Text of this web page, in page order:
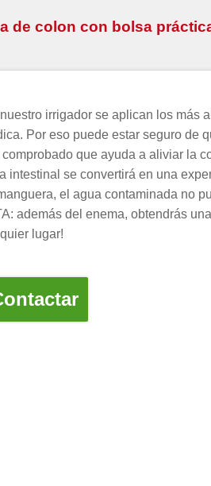
de colon con bolsa
irrigador se aplican los más
Por eso puede estar seguro de
que ayuda a aliviar la
intestinal se convertirá en una
el agua contaminada no
además del enema, obtendrás
lugar!